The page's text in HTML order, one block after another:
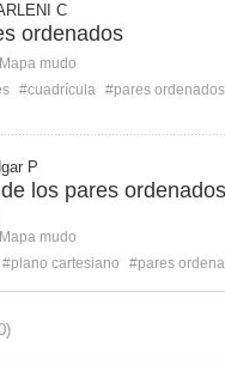
C
ordenados
Mapa mudo
#cuadrícula #pares ordenados
P
los pares
Mapa mudo
#plano cartesiano #pares